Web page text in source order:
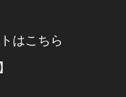
はこちら